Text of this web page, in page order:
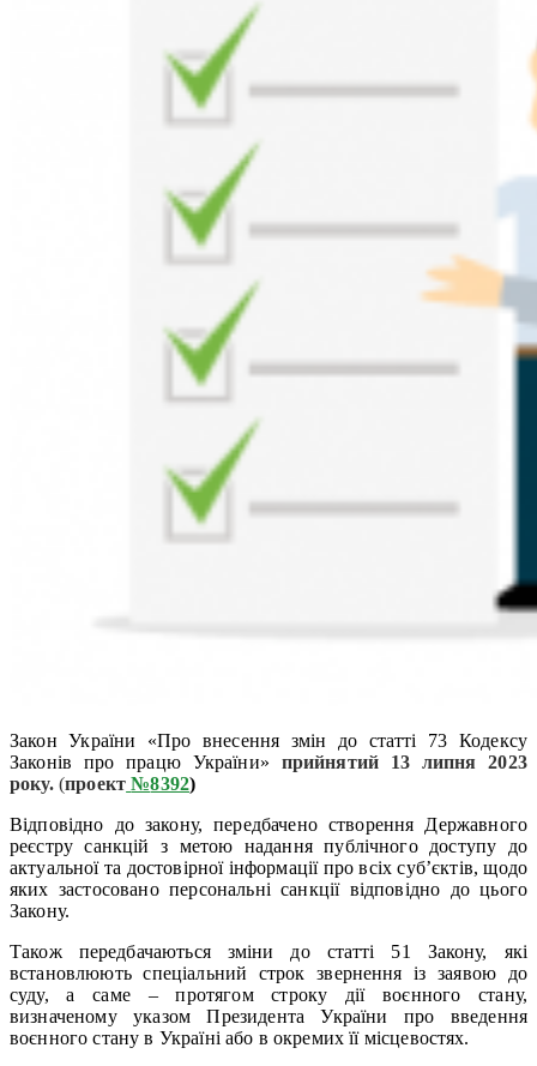
Закон України «Про внесення змін до статті 73 Кодексу
Законів про працю України»
прийнятий 13 липня 2023
року.(проект №8392)
Відповідно до закону, передбачено створення Державного
реєстру санкцій з метою надання публічного доступу до
актуальної та достовірної інформації про всіх суб’єктів, щодо
яких застосовано персональні санкції відповідно до цього
Закону.
Також передбачаються зміни до статті 51 Закону, які
встановлюють спеціальний строк звернення із заявою до
суду, а саме – протягом строку дії воєнного стану,
визначеному указом Президента України про введення
воєнного стану в Україні або в окремих її місцевостях.